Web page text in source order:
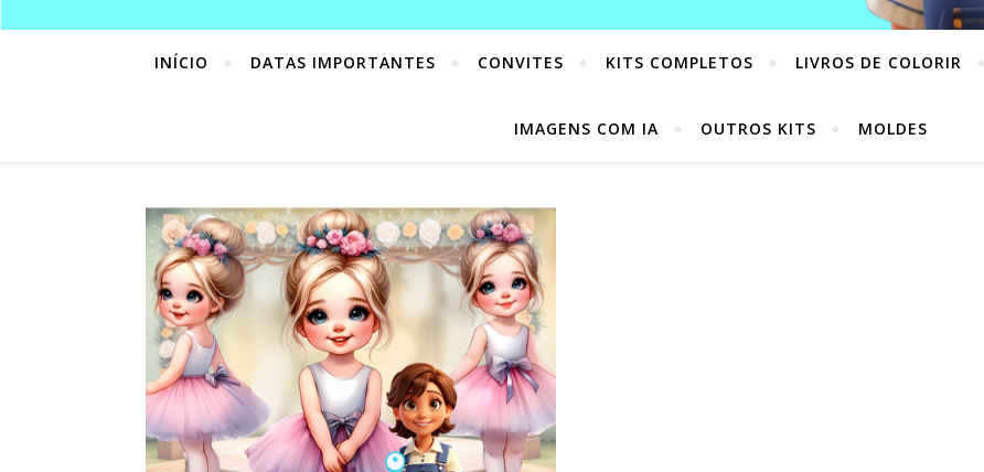
INÍCIO DATAS IMPORTANTES CONVITES KITS COMPLETOS LIVROS DE COLORIR
IMAGENS COM IA OUTROS KITS MOLDES